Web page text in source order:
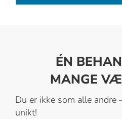
ÉN
MANGE
Du er ikke som alle andre
unikt!